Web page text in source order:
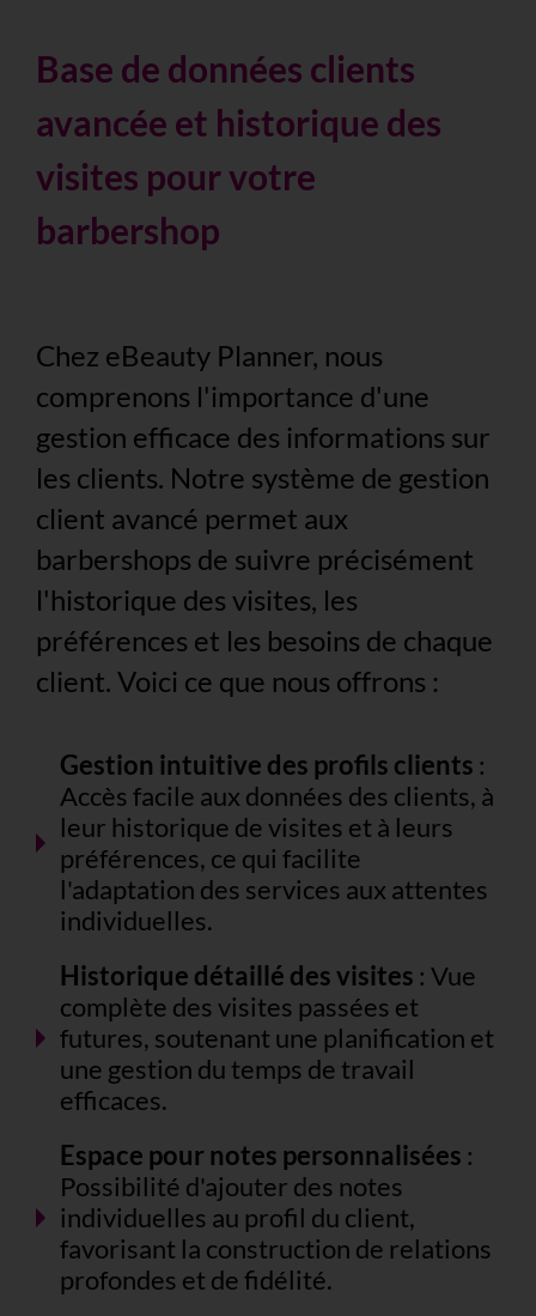
Base de données clients
avancée et historique des
visites pour votre
barbershop
Chez eBeauty Planner, nous
comprenons l'importance d'une
gestion efficace des informations sur
les clients. Notre système de gestion
client avancé permet aux
barbershops de suivre précisément
l'historique des visites, les
préférences et les besoins de chaque
client. Voici ce que nous offrons :
Gestion intuitive des profils clients :
Accès facile aux données des clients, à
leur historique de visites et à leurs
préférences, ce qui facilite
l'adaptation des services aux attentes
individuelles.
Historique détaillé des visites : Vue
complète des visites passées et
futures, soutenant une planification et
une gestion du temps de travail
efficaces.
Espace pour notes personnalisées :
Possibilité d'ajouter des notes
individuelles au profil du client,
favorisant la construction de relations
profondes et de fidélité.